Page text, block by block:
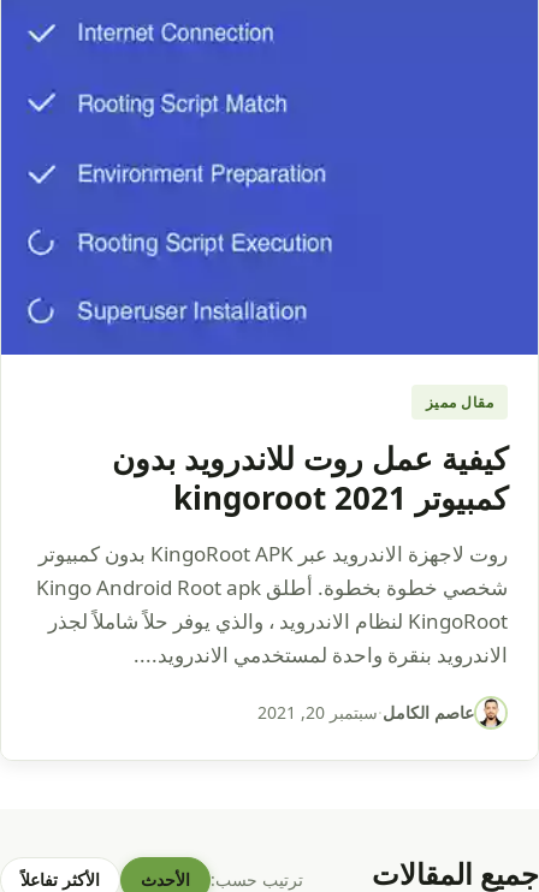
مقال مميز
كيفية عمل روت للاندرويد بدون
كمبيوتر 2021 kingoroot
روت لاجهزة الاندرويد عبر KingoRoot APK بدون كمبيوتر
شخصي خطوة بخطوة. أطلق Kingo Android Root apk
KingoRoot لنظام الاندرويد ، والذي يوفر حلاً شاملاً لجذر
الاندرويد بنقرة واحدة لمستخدمي الاندرويد....
عاصم الكامل·سبتمبر 20, 2021
جميع المقالات ترتيب حسب: الأحدث الأكثر تفاعلاً